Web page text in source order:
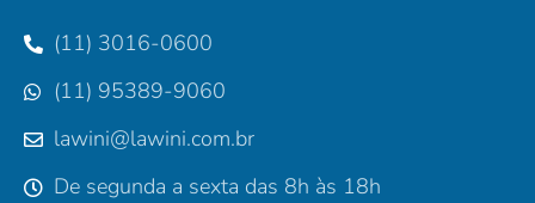
(11) 3016-0600
(11) 95389-9060
lawini@lawini.com.br
De segunda a sexta das 8h às 18h